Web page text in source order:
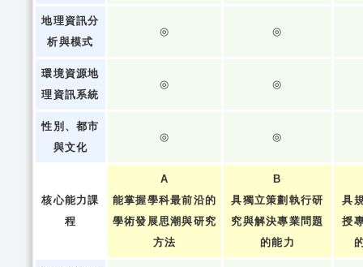
地理資訊分
析與模式
◎ ◎
環境資源地
理資訊系統
◎ ◎
性別、都市
與文化
◎ ◎
核心能力課
程
A
能掌握學科最前沿的
學術發展思潮與研究
方法
B
具獨立策劃執行研
究與解決專業問題
的能力
具
授